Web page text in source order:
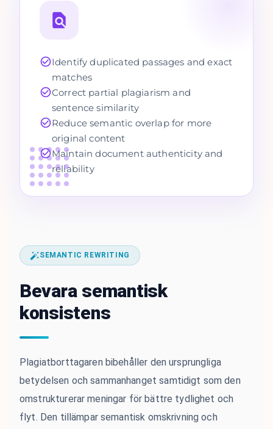
Identify duplicated passages and exact
matches
Correct partial plagiarism and
sentence similarity
Reduce semantic overlap for more
original content
Maintain document authenticity and
reliability
SEMANTIC REWRITING
Bevara semantisk
konsistens
Plagiatborttagaren bibehåller den ursprungliga
betydelsen och sammanhanget samtidigt som den
omstrukturerar meningar för bättre tydlighet och
flyt. Den tillämpar semantisk omskrivning och